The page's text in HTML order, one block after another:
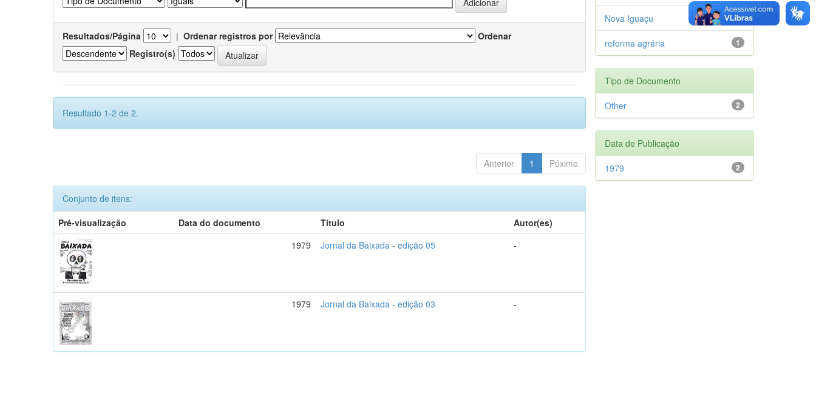
Resultados/Página | Ordenar registros por
Ordenar
Registro(s)
Resultado 1-2 de 2.
Anterior 1 Póximo
Conjunto de itens:
Pré-visualização
Data do documento Título
Autor(es)
1979
Jornal da Baixada - edição 05 -
1979 Jornal da Baixada - edição 03 -
1
Nova Iguaçu
1
reforma agrária
Tipo de Documento
2
Other
Data de Publicação
2
1979